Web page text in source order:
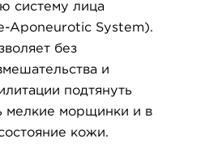
систему лица
Aponeurotic System).
без
и
подтянуть
мелкие морщинки и в
кожи.